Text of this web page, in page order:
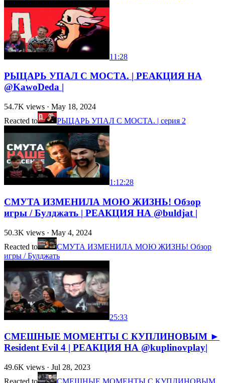
11:28
РЫЦАРЬ УПАЛ С МОСТА. | РЕАКЦИЯ НА
@KawoDeda |
54.7K views · May 18, 2024
Reacted to
РЫЦАРЬ УПАЛ С МОСТА. | серия 2
1:12:28
СМУТА ИЗМЕНИЛА МОЮ ЖИЗНЬ! Обзор
игры / Булджать | РЕАКЦИЯ НА @buldjat |
50.3K views · May 4, 2024
Reacted to
СМУТА ИЗМЕНИЛА МОЮ ЖИЗНЬ! Обзор
игры / Булджать
25:33
СМЕШНЫЕ МОМЕНТЫ С КУПЛИНОВЫМ ►
Resident Evil 4 | РЕАКЦИЯ НА @kuplinovplay|
49.6K views · Jul 28, 2023
Reacted to
СМЕШНЫЕ МОМЕНТЫ С КУПЛИНОВЫМ